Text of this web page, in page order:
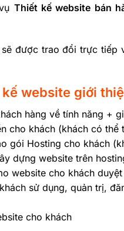
Thiết kế website bán
được trao đổi trực
website giới
hàng về tính năng +
cho khách (khách có thể
gói Hosting cho khách
dựng website trên
website cho khách
sử dụng, quản trị,
cho khách